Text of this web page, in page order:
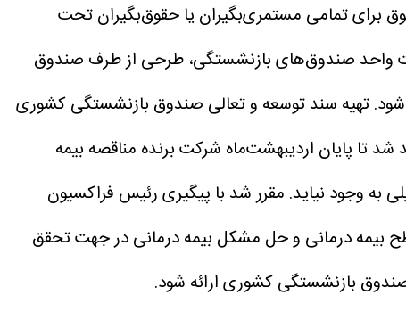
برای تمامی مستمری‌بگیران یا حقوق‌بگیران تحت
واحد صندوق‌های بازنشستگی، طرحی از طرف صندوق
تهیه سند توسعه و تعالی صندوق بازنشستگی کشوری
شد تا پایان اردیبهشت‌ماه شرکت برنده مناقصه بیمه
به وجود نیاید. مقرر شد با پیگیری رئیس فراکسیون
بیمه درمانی و حل مشکل بیمه درمانی در جهت تحقق